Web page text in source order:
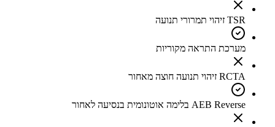
TSR זיהוי תמרורי תנועה
מערכת התראה מקוריות
RCTA זיהוי תנועה חוצה מאחור
AEB Reverse בלימה אוטונומית בנסיעה לאחור